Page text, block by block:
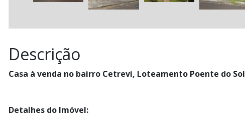
Descrição
Casa à venda no bairro Cetrevi, Loteamento Poente do Sol
Detalhes do Imóvel: